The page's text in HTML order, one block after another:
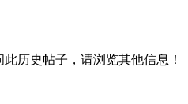
历史帖子，请浏览其他信息！